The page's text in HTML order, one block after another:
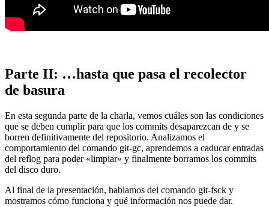
Parte II: …hasta que pasa el recolector
de basura
En esta segunda parte de la charla, vemos cuáles son las condiciones
que se deben cumplir para que los commits desaparezcan de y se
borren definitivamente del repositorio. Analizamos el
comportamiento del comando git-gc, aprendemos a caducar entradas
del reflog para poder «limpiar» y finalmente borramos los commits
del disco duro.
Al final de la presentación, hablamos del comando git-fsck y
mostramos cómo funciona y qué información nos puede dar.